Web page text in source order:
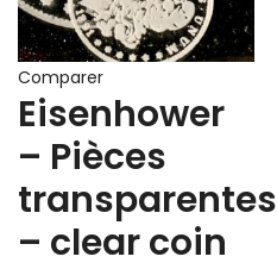
Comparer
Eisenhower
– Pièces
transparentes
– clear coin